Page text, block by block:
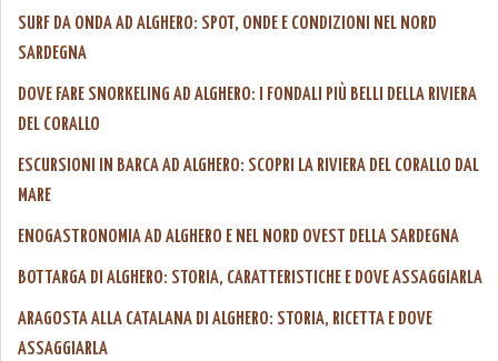
SURF DA ONDA AD ALGHERO: SPOT, ONDE E CONDIZIONI NEL NORD
SARDEGNA
DOVE FARE SNORKELING AD ALGHERO: I FONDALI PIÙ BELLI DELLA RIVIERA
DEL CORALLO
ESCURSIONI IN BARCA AD ALGHERO: SCOPRI LA RIVIERA DEL CORALLO DAL
MARE
ENOGASTRONOMIA AD ALGHERO E NEL NORD OVEST DELLA SARDEGNA
BOTTARGA DI ALGHERO: STORIA, CARATTERISTICHE E DOVE ASSAGGIARLA
ARAGOSTA ALLA CATALANA DI ALGHERO: STORIA, RICETTA E DOVE
ASSAGGIARLA